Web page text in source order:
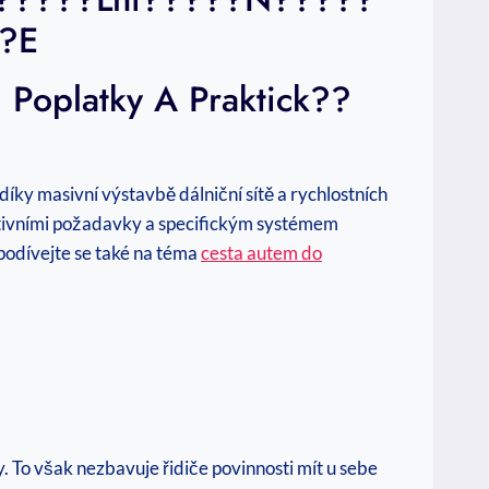
A Praktick??
masivní výstavbě dálniční sítě a rychlostních
požadavky a specifickým systémem
se také na témacesta autem do
To však nezbavuje řidiče povinnosti mít u sebe